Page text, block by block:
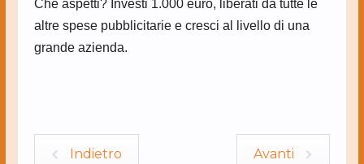
Che aspetti? Investi 1.000 euro, liberati da tutte le
altre spese pubblicitarie e cresci al livello di una
grande azienda.
Indietro Avanti